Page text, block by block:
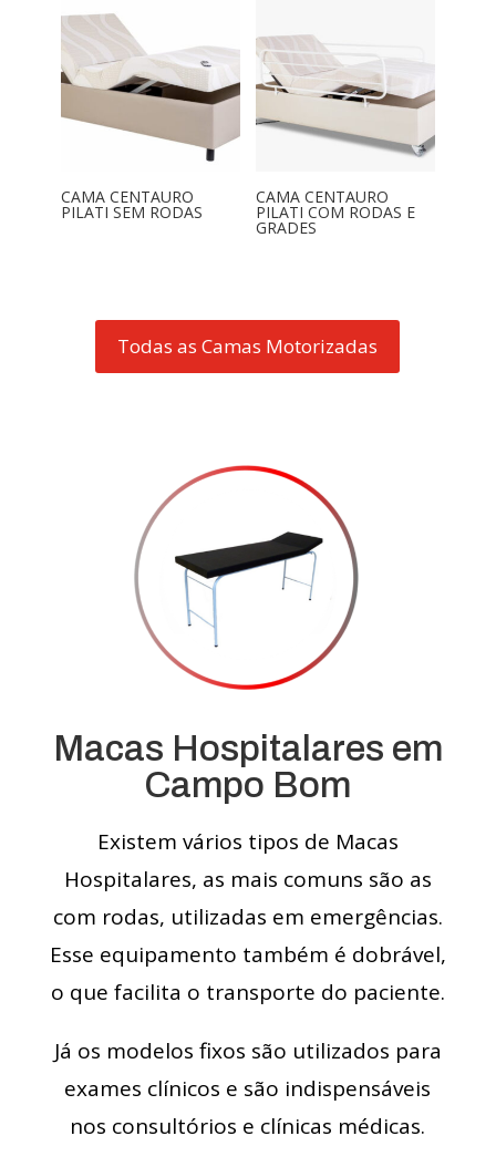
CAMA CENTAURO
PILATI SEM RODAS
CAMA CENTAURO
PILATI COM RODAS E
GRADES
Todas as Camas Motorizadas
Macas Hospitalares em
Campo Bom
Existem vários tipos de Macas
Hospitalares, as mais comuns são as
com rodas, utilizadas em emergências.
Esse equipamento também é dobrável,
o que facilita o transporte do paciente.
Já os modelos fixos são utilizados para
exames clínicos e são indispensáveis
nos consultórios e clínicas médicas.